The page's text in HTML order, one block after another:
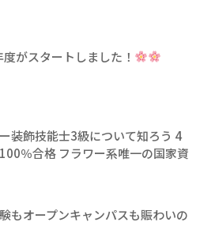
がスタートしました！
装飾技能士3級について知ろう 4
％合格 フラワー系唯一の国家資
もオープンキャンパスも賑わいの